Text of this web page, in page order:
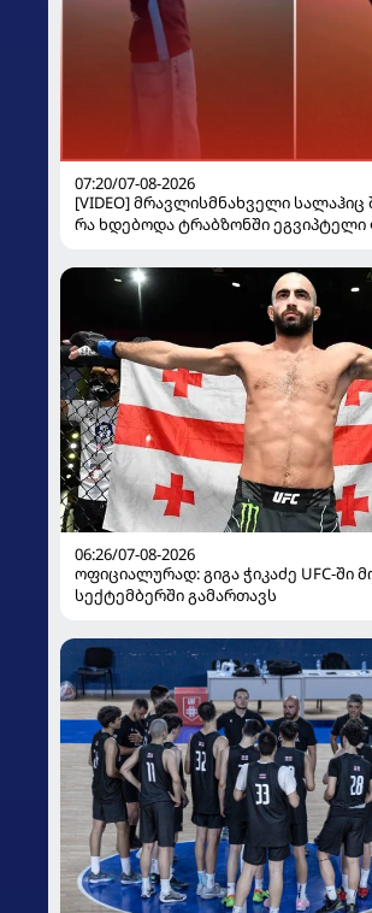
07:20/07-08-2026
[VIDEO] მრავლისმნახველი სალაჰიც
რა ხდებოდა ტრაბზონში
06:26/07-08-2026
ოფიციალურად: გიგა ჭიკაძე UFC-ში
სექტემბერში გამართავს